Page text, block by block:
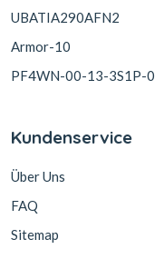
UBATIA290AFN2
Armor-10
PF4WN-00-13-3S1P-0
Kundenservice
Über Uns
FAQ
Sitemap